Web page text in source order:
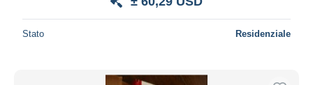
Stato Residenziale